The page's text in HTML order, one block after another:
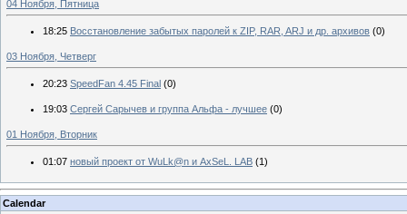
04 Ноября, Пятница
18:25 Восcтановление забытых паролей к ZIP, RAR, ARJ и др. архивов (0)
03 Ноября, Четверг
20:23 SpeedFan 4.45 Final (0)
19:03 Сергей Сарычев и группа Альфа - лучшее (0)
01 Ноября, Вторник
01:07 новый проект от WuLk@n и AxSeL. LAB (1)
Calendar